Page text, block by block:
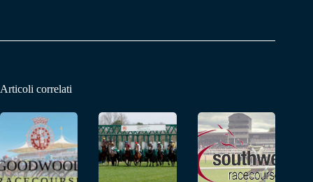
Articoli correlati